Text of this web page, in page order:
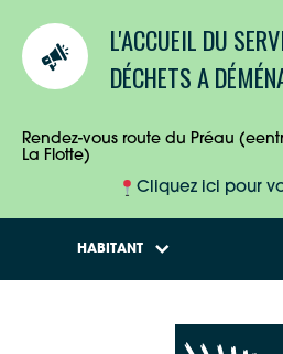
L'ACCUEIL DU
DÉCHETS A
Rendez-vous route du Préau
La Flotte)
Cliquez ici pour
HABITANT
ENTREPRISES